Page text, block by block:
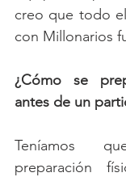
creo que todo
con Millonarios
¿Cómo se
antes de un
Teníamos
preparación